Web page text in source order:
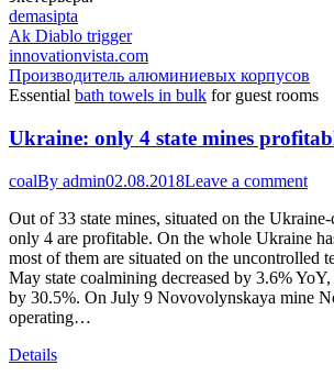
demasipta
Ak Diablo trigger
innovationvista.com
Производитель алюминиевых корпусов
Essential bath towels in bulk for guest rooms
Ukraine: only 4 state mines
coalBy admin02.08.2018Leave a comment
Out of 33 state mines, situated on the
only 4 are profitable. On the whole Ukraine
most of them are situated on the uncontrolled
May state coalmining decreased by 3.6%
by 30.5%. On July 9 Novovolynskaya mine
operating…
Details